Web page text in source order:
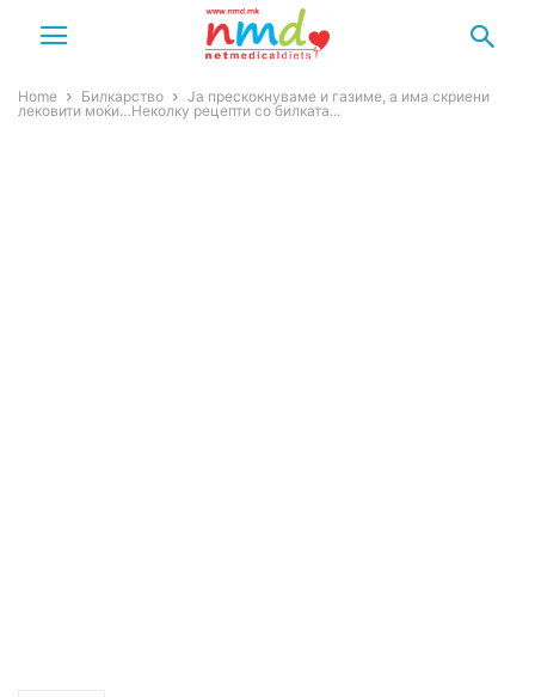
Home Билкарство
Ја прескокнуваме и газиме, а има скриени
лековити моќи…Неколку рецепти со билката...